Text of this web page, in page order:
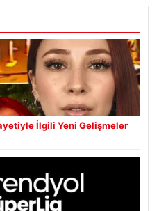
İlgili Yeni Gelişmeler